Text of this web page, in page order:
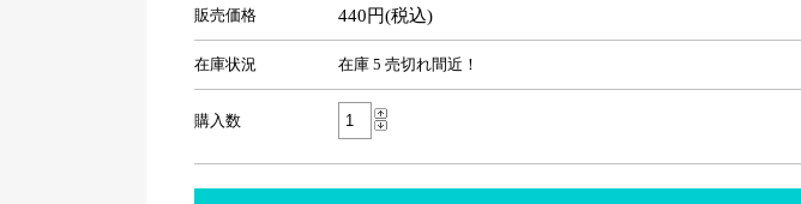
販売価格 440円(税込)
在庫状況 在庫 5 売切れ間近！
購入数